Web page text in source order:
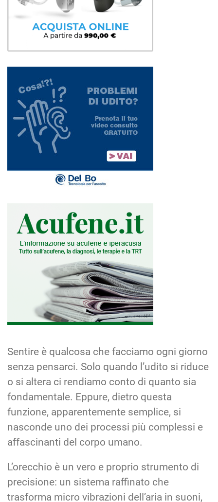
Sentire è qualcosa che facciamo ogni giorno
senza pensarci. Solo quando l’udito si riduce
o si altera ci rendiamo conto di quanto sia
fondamentale. Eppure, dietro questa
funzione, apparentemente semplice, si
nasconde uno dei processi più complessi e
affascinanti del corpo umano.
L’orecchio è un vero e proprio strumento di
precisione: un sistema raffinato che
trasforma micro vibrazioni dell’aria in suoni,